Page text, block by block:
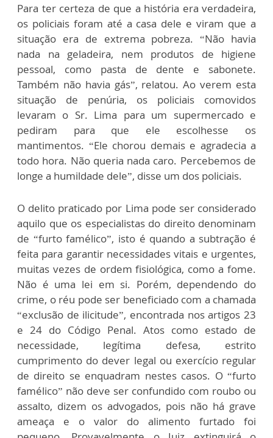
Para ter certeza de que a história era verdadeira,
os policiais foram até a casa dele e viram que a
situação era de extrema pobreza. “Não havia
nada na geladeira, nem produtos de higiene
pessoal, como pasta de dente e sabonete.
Também não havia gás”, relatou. Ao verem esta
situação de penúria, os policiais comovidos
levaram o Sr. Lima para um supermercado e
pediram para que ele escolhesse os
mantimentos. “Ele chorou demais e agradecia a
todo hora. Não queria nada caro. Percebemos de
longe a humildade dele”, disse um dos policiais.
O delito praticado por Lima pode ser considerado
aquilo que os especialistas do direito denominam
de “furto famélico”, isto é quando a subtração é
feita para garantir necessidades vitais e urgentes,
muitas vezes de ordem fisiológica, como a fome.
Não é uma lei em si. Porém, dependendo do
crime, o réu pode ser beneficiado com a chamada
“exclusão de ilicitude”, encontrada nos artigos 23
e 24 do Código Penal. Atos como estado de
necessidade, legítima defesa, estrito
cumprimento do dever legal ou exercício regular
de direito se enquadram nestes casos. O “furto
famélico” não deve ser confundido com roubo ou
assalto, dizem os advogados, pois não há grave
ameaça e o valor do alimento furtado foi